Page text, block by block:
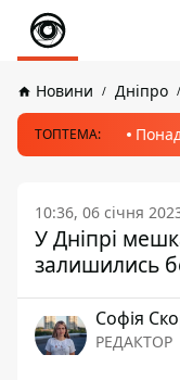
Новини Дніпро
ТОПТЕМА:
10:36, 06 січня
У Дніпрі
залишились
Софія
РЕДАКТОР